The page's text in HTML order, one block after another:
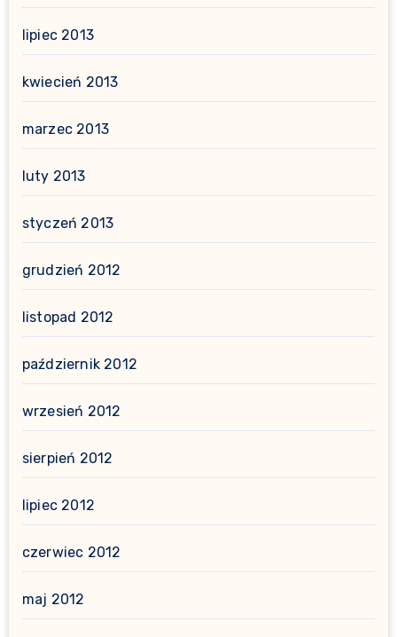
lipiec 2013
kwiecień 2013
marzec 2013
luty 2013
styczeń 2013
grudzień 2012
listopad 2012
październik 2012
wrzesień 2012
sierpień 2012
lipiec 2012
czerwiec 2012
maj 2012